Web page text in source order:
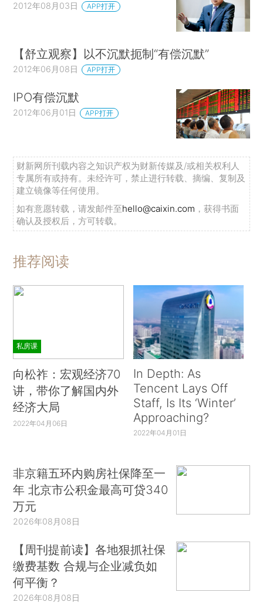
2012年08月03日 APP打开
【舒立观察】以不沉默扼制“有偿沉默”
2012年06月08日 APP打开
IPO有偿沉默
2012年06月01日 APP打开
财新网所刊载内容之知识产权为财新传媒及/或相关权利人
专属所有或持有。未经许可，禁止进行转载、摘编、复制及
建立镜像等任何使用。
如有意愿转载，请发邮件至hello@caixin.com ，获得书面
确认及授权后，方可转载。
推荐阅读
私房课
向松祚：宏观经济70
讲，带你了解国内外
经济大局
2022年04月06日
In Depth: As
Tencent Lays Off
Staff, Is Its ‘Winter’
Approaching?
2022年04月01日
非京籍五环内购房社保降至一
年 北京市公积金最高可贷340
万元
2026年08月08日
【周刊提前读】各地狠抓社保
缴费基数 合规与企业减负如
何平衡？
2026年08月08日